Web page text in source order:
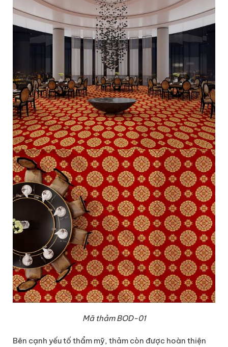
Mã thảm BOD-01
Bên cạnh yếu tố thẩm mỹ, thảm còn được hoàn thiện